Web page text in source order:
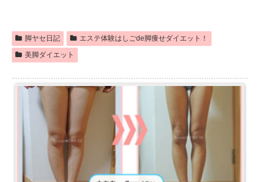
脚ヤセ日記
エステ体験はしごde脚痩せダイエット！
美脚ダイエット